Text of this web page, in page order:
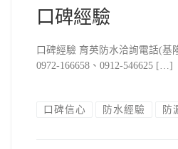
口碑經驗
口碑經驗 育英防水洽詢電話(基
0972-166658、0912-546625 […]
口碑信心 防水經驗 防